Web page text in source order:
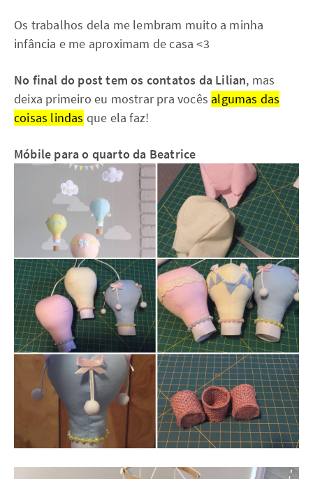
Os trabalhos dela me lembram muito a minha
infância e me aproximam de casa <3
No final do post tem os contatos da Lilian, mas
deixa primeiro eu mostrar pra vocês algumas das
coisas lindas que ela faz!
Móbile para o quarto da Beatrice